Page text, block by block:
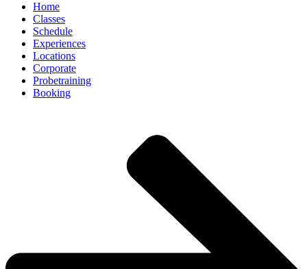
Home
Classes
Schedule
Experiences
Locations
Corporate
Probetraining
Booking